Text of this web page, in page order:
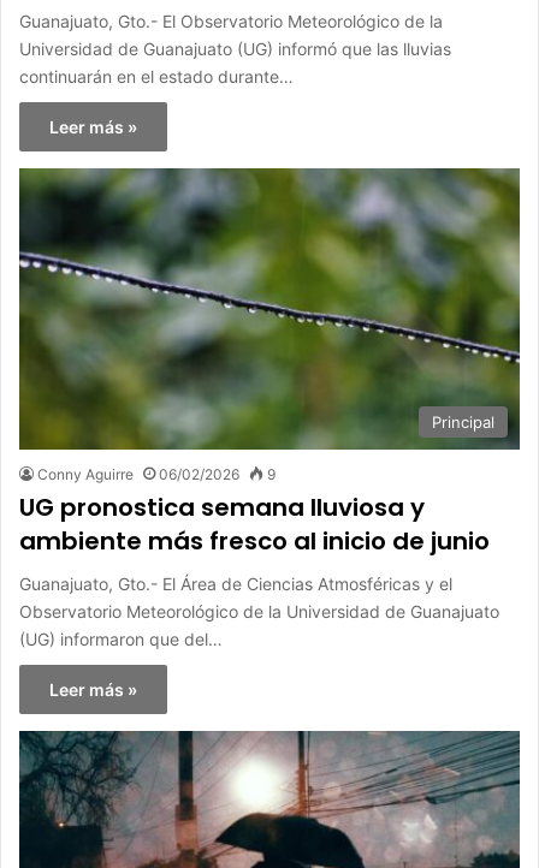
Guanajuato, Gto.- El Observatorio Meteorológico de la
Universidad de Guanajuato (UG) informó que las lluvias
continuarán en el estado durante…
Leer más »
Principal
Conny Aguirre 06/02/2026 9
UG pronostica semana lluviosa y
ambiente más fresco al inicio de junio
Guanajuato, Gto.- El Área de Ciencias Atmosféricas y el
Observatorio Meteorológico de la Universidad de Guanajuato
(UG) informaron que del…
Leer más »